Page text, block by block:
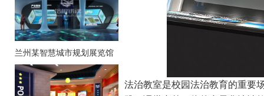
兰州某智慧城市规划展览馆
法治教室是校园法治教育的重要